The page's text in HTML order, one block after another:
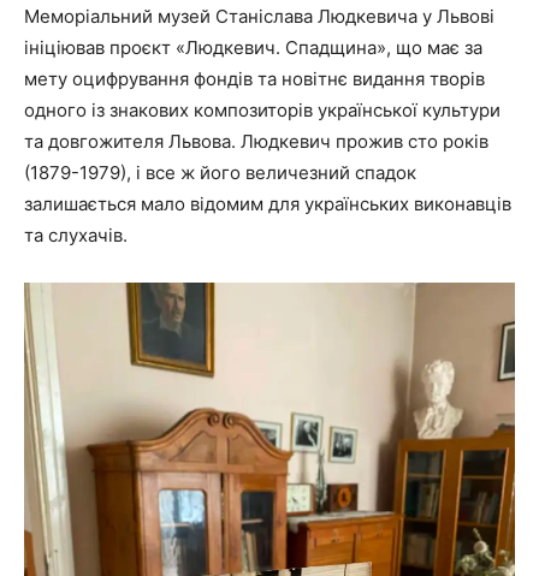
Меморіальний музей Станіслава Людкевича у Львові
ініціював проєкт «Людкевич. Спадщина», що має за
мету оцифрування фондів та новітнє видання творів
одного із знакових композиторів української культури
та довгожителя Львова. Людкевич прожив сто років
(1879-1979), і все ж його величезний спадок
залишається мало відомим для українських виконавців
та слухачів.